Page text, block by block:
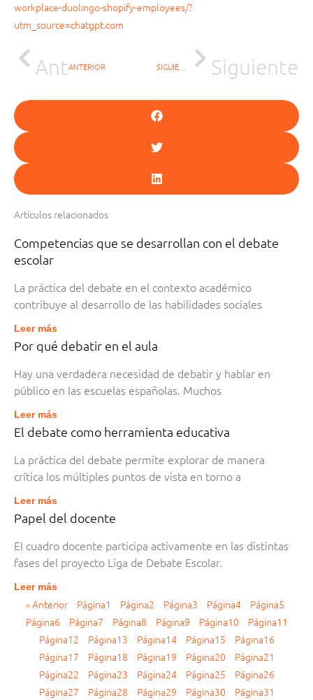
workplace-duolingo-shopify-employees/?
utm_source=chatgpt.com
AntANTERIOR SIGUIENTE Siguiente
Artículos relacionados
Competencias que se desarrollan con el debate
escolar
La práctica del debate en el contexto académico
contribuye al desarrollo de las habilidades sociales
Leer más
Por qué debatir en el aula
Hay una verdadera necesidad de debatir y hablar en
público en las escuelas españolas. Muchos
Leer más
El debate como herramienta educativa
La práctica del debate permite explorar de manera
crítica los múltiples puntos de vista en torno a
Leer más
Papel del docente
El cuadro docente participa activamente en las distintas
fases del proyecto Liga de Debate Escolar.
Leer más
« Anterior Página1 Página2 Página3 Página4 Página5
Página6 Página7 Página8 Página9 Página10 Página11
Página12 Página13 Página14 Página15 Página16
Página17 Página18 Página19 Página20 Página21
Página22 Página23 Página24 Página25 Página26
Página27 Página28 Página29 Página30 Página31